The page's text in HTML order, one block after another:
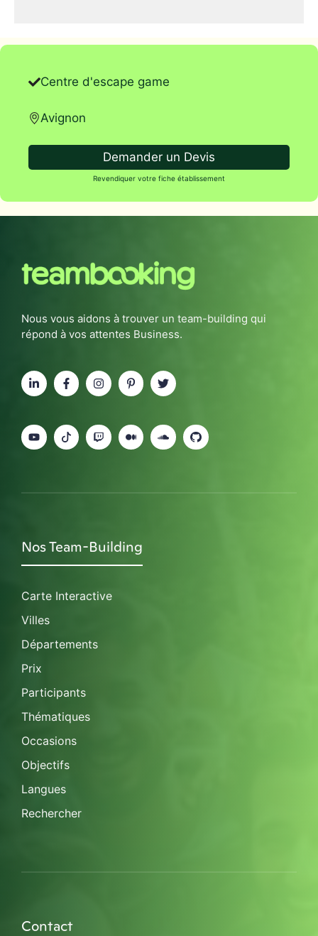
Centre d'escape game
Avignon
Demander un Devis
Revendiquer votre fiche établissement
Nous vous aidons à trouver un team-building qui
répond à vos attentes Business.
Nos Team-Building
Carte Interactive
Villes
Départements
Prix
Participants
Thématiques
Occasions
Objectifs
Langues
Rechercher
Contact